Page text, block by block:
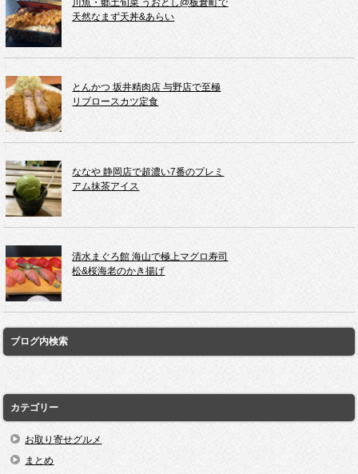
天然なまず天丼&あらい
とんかつ 坂井精肉店 与野店で至極
リブロースカツ定食
ななや 静岡店で超濃い7番のプレミ
アム抹茶アイス
清水まぐろ館 海山で極上マグロ寿司
松&桜海老のかき揚げ
ブログ内検索
カテゴリー
お取り寄せグルメ
まとめ